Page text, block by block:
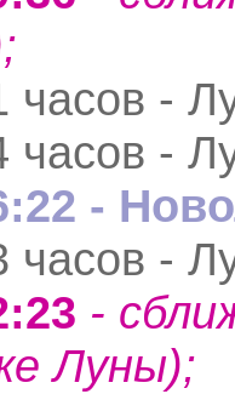
часов -
часов -
-
часов -
-
Луны);